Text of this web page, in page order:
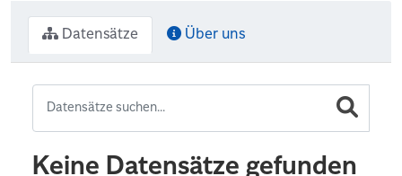
Datensätze Über uns
Keine Datensätze gefunden